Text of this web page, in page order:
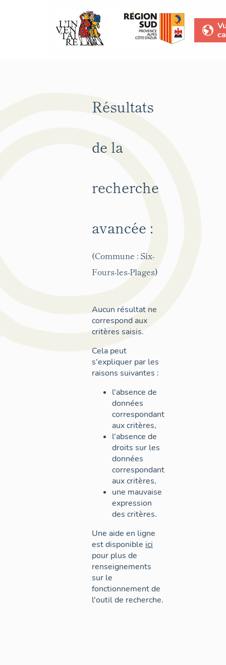
Résultats
de la
recherche
avancée :
(Commune : Six-
Fours-les-Plages)
Aucun résultat ne
correspond aux
critères saisis.
Cela peut
s'expliquer par les
raisons suivantes :
l'absence de
données
correspondant
aux critères,
l'absence de
droits sur les
données
correspondant
aux critères,
une mauvaise
expression
des critères.
Une aide en ligne
est disponible ici
pour plus de
renseignements
sur le
fonctionnement de
l'outil de recherche.